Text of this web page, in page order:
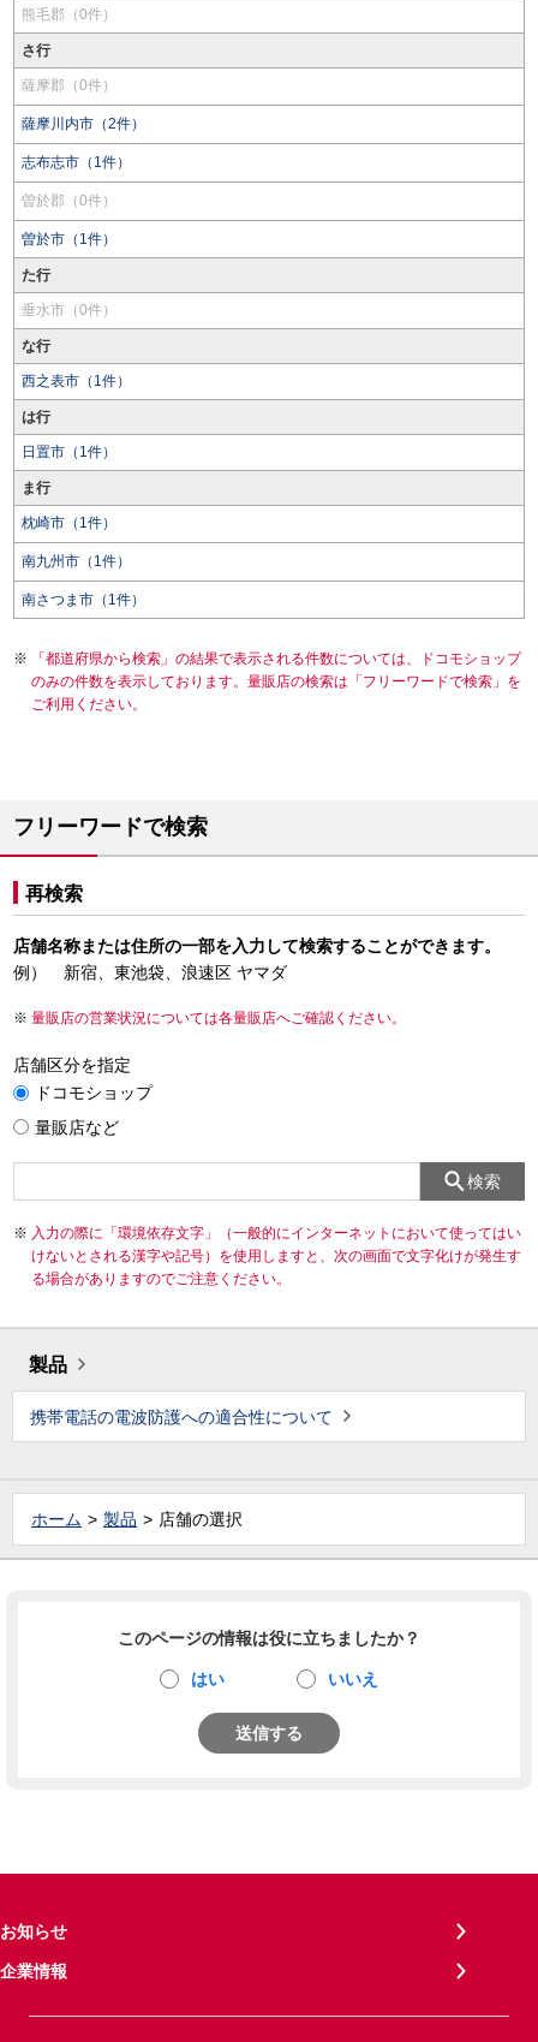
熊毛郡（0件）
さ行
薩摩郡（0件）
薩摩川内市（2件）
志布志市（1件）
曽於郡（0件）
曽於市（1件）
た行
垂水市（0件）
な行
西之表市（1件）
は行
日置市（1件）
ま行
枕崎市（1件）
南九州市（1件）
南さつま市（1件）
「都道府県から検索」の結果で表示される件数については、ドコモショップ
のみの件数を表示しております。量販店の検索は「フリーワードで検索」を
ご利用ください。
フリーワードで検索
再検索
店舗名称または住所の一部を入力して検索することができます。
例） 新宿、東池袋、浪速区 ヤマダ
量販店の営業状況については各量販店へご確認ください。
店舗区分を指定
ドコモショップ
量販店など
検索
入力の際に「環境依存文字」（一般的にインターネットにおいて使ってはい
けないとされる漢字や記号）を使用しますと、次の画面で文字化けが発生す
る場合がありますのでご注意ください。
製品
携帯電話の電波防護への適合性について
ホーム 製品 店舗の選択
このページの情報は役に立ちましたか？
はい いいえ
送信する
お知らせ
企業情報